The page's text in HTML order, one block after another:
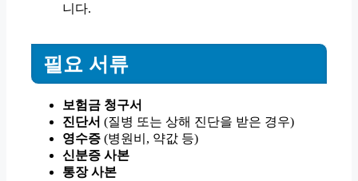
니다.
필요 서류
보험금 청구서
진단서 (질병 또는 상해 진단을 받은 경우)
영수증 (병원비, 약값 등)
신분증 사본
통장 사본